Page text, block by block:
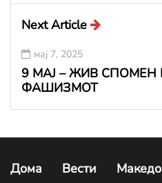
Next Article
мај 7, 2025
9 МАЈ – ЖИВ
ФАШИЗМОТ
Дома Вести